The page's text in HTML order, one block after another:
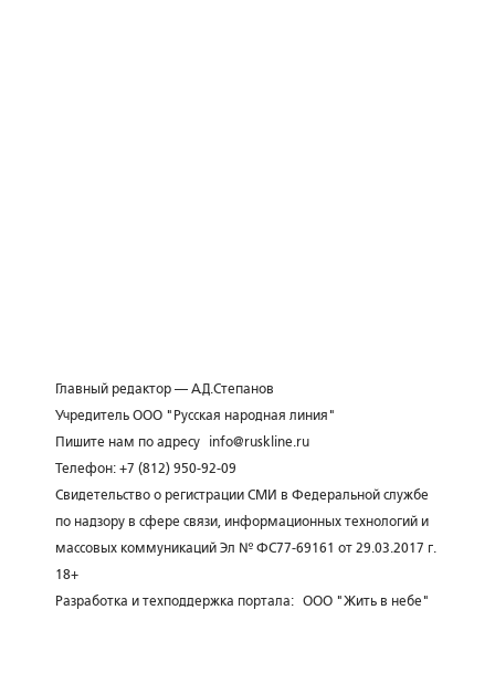
Главный редактор — А.Д.Степанов
Учредитель ООО "Русская народная линия"
Пишите нам по адресу
info@ruskline.ru
Телефон: +7 (812) 950-92-09
Свидетельство о регистрации СМИ в Федеральной службе
по надзору в сфере связи, информационных технологий и
массовых коммуникаций Эл № ФС77-69161 от 29.03.2017 г.
18+
Разработка и техподдержка портала: ООО "Жить в небе"